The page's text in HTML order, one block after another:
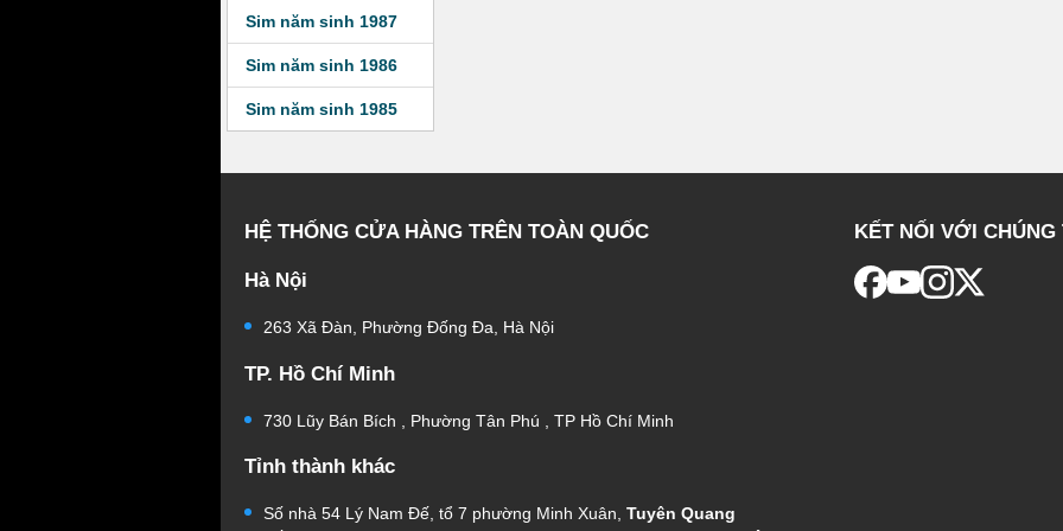
Sim năm sinh 1987
Sim năm sinh 1986
Sim năm sinh 1985
HỆ THỐNG CỬA HÀNG TRÊN TOÀN QUỐC
Hà Nội
263 Xã Đàn, Phường Đống Đa, Hà Nội
TP. Hồ Chí Minh
730 Lũy Bán Bích , Phường Tân Phú , TP Hồ Chí Minh
Tỉnh thành khác
Số nhà 54 Lý Nam Đế, tổ 7 phường Minh Xuân, Tuyên Quang
KẾT NỐI VỚI CHÚNG